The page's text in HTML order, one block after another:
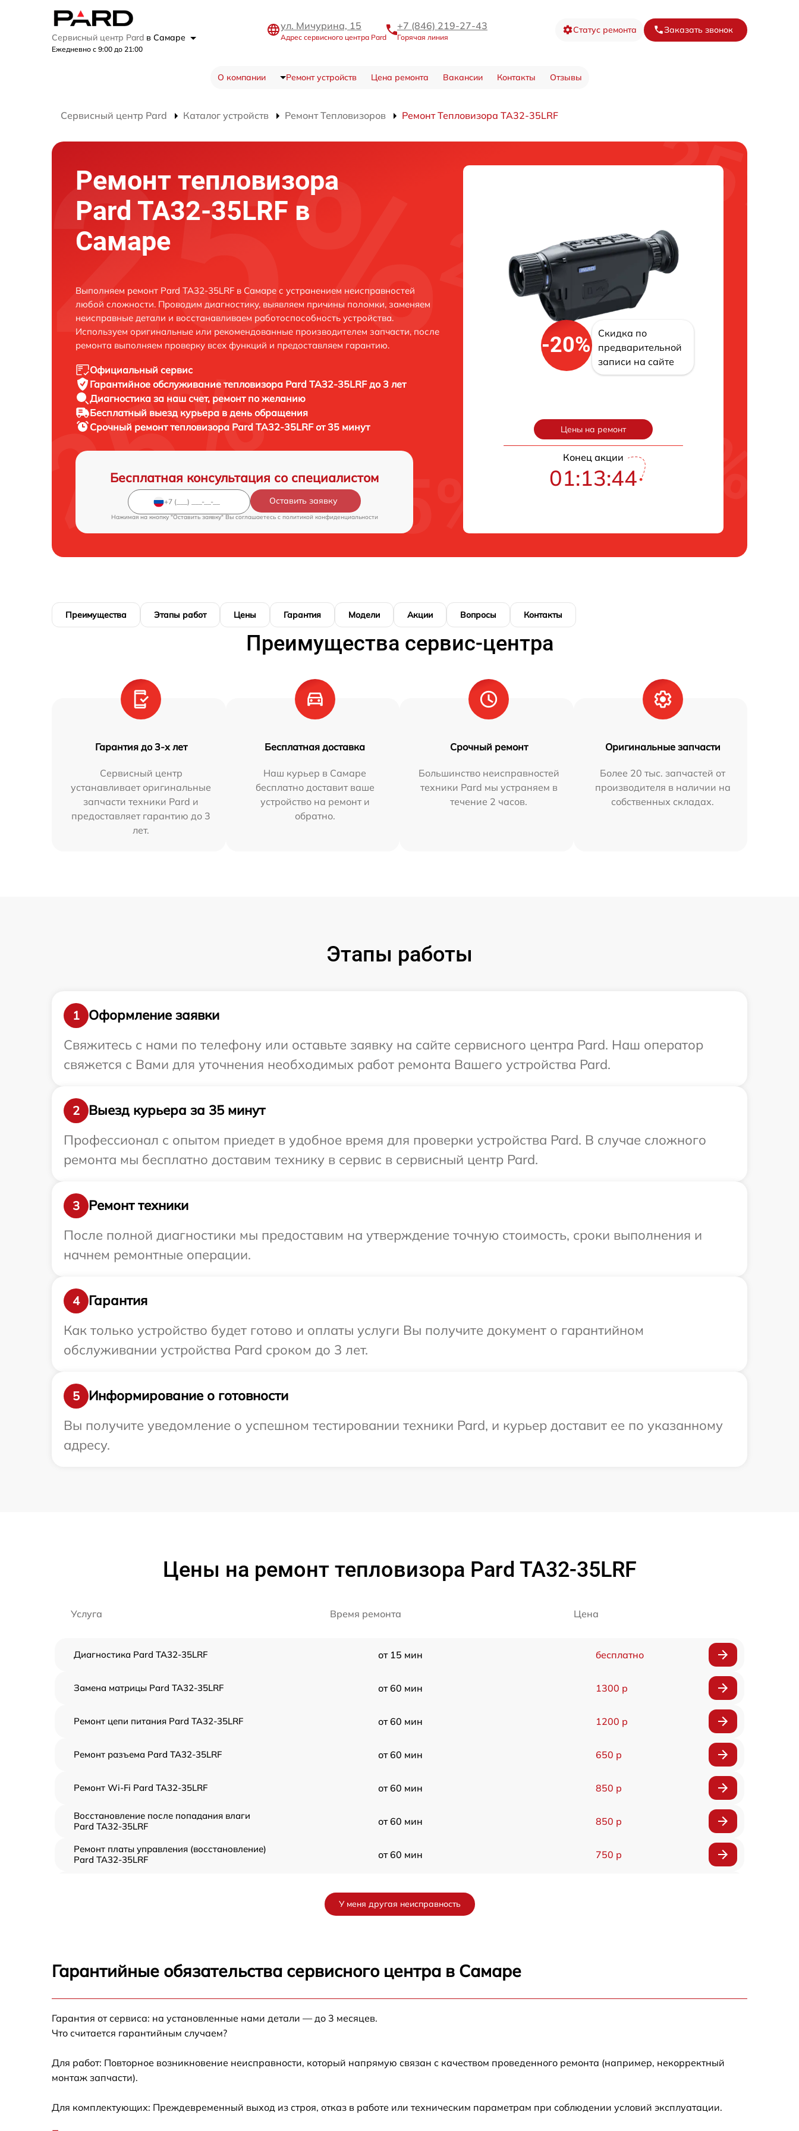
Сервисный центр Pard в Самаре
Ежедневно с 9:00 до 21:00
ул. Мичурина, 15
Адрес сервисного центра Pard
+7 (846) 219-27-43
Горячая линия
Статус ремонта Заказать звонок
О компании Ремонт устройств Цена ремонта Вакансии Контакты Отзывы
Сервисный центр Pard Каталог устройств Ремонт Тепловизоров Ремонт Тепловизора TA32-35LRF
Ремонт тепловизора
Pard TA32-35LRF в
Самаре
Выполняем ремонт Pard TA32-35LRF в Самаре с устранением неисправностей
любой сложности. Проводим диагностику, выявляем причины поломки, заменяем
неисправные детали и восстанавливаем работоспособность устройства.
Используем оригинальные или рекомендованные производителем запчасти, после
ремонта выполняем проверку всех функций и предоставляем гарантию.
Официальный сервис
Гарантийное обслуживание тепловизора Pard TA32-35LRF до 3 лет
Диагностика за наш счет, ремонт по желанию
Бесплатный выезд курьера в день обращения
Срочный ремонттепловизора Pard TA32-35LRF от 35 минут
Бесплатная консультация со специалистом
Оставить заявку
Нажимая на кнопку "Оставить заявку" Вы соглашаетесь c политикой конфиденциальности
-20%
Скидка по
предварительной
записи на сайте
Цены на ремонт
Конец акции
01:13:43
Преимущества Этапы работ Цены Гарантия Модели Акции Вопросы Контакты
Преимущества сервис-центра
Гарантия до 3-х лет
Сервисный центр
устанавливает оригинальные
запчасти техники Pard и
предоставляет гарантию до 3
лет.
Бесплатная доставка
Наш курьер в Самаре
бесплатно доставит ваше
устройство на ремонт и
обратно.
Срочный ремонт
Большинство неисправностей
техники Pard мы устраняем в
течение 2 часов.
Оригинальные запчасти
Более 20 тыс. запчастей от
производителя в наличии на
собственных складах.
Этапы работы
1
Оформление заявки
Свяжитесь с нами по телефону или оставьте заявку на сайте сервисного центра Pard. Наш оператор
свяжется с Вами для уточнения необходимых работ ремонта Вашего устройства Pard.
2
Выезд курьера за 35 минут
Профессионал с опытом приедет в удобное время для проверки устройства Pard. В случае сложного
ремонта мы бесплатно доставим технику в сервис в сервисный центр Pard.
3
Ремонт техники
После полной диагностики мы предоставим на утверждение точную стоимость, сроки выполнения и
начнем ремонтные операции.
4
Гарантия
Как только устройство будет готово и оплаты услуги Вы получите документ о гарантийном
обслуживании устройства Pard сроком до 3 лет.
5
Информирование о готовности
Вы получите уведомление о успешном тестировании техники Pard, и курьер доставит ее по указанному
адресу.
Цены на ремонт тепловизора Pard TA32-35LRF
Услуга Время ремонта Цена
Диагностика Pard TA32-35LRF от 15 мин бесплатно
Замена матрицы Pard TA32-35LRF от 60 мин 1300 р
Ремонт цепи питания Pard TA32-35LRF от 60 мин 1200 р
Ремонт разъема Pard TA32-35LRF от 60 мин 650 р
Ремонт Wi-Fi Pard TA32-35LRF от 60 мин 850 р
Восстановление после попадания влаги
Pard TA32-35LRF
от 60 мин 850 р
Ремонт платы управления (восстановление)
Pard TA32-35LRF
от 60 мин 750 р
Замена процессора Pard TA32-35LRF
Замена микросхемы усилителя Pard TA32-
У меня другая неисправность
Гарантийные обязательства сервисного центра в Самаре
Гарантия от сервиса: на установленные нами детали — до 3 месяцев.
Что считается гарантийным случаем?
Для работ: Повторное возникновение неисправности, который напрямую связан с качеством проведенного ремонта (например, некорректный
монтаж запчасти).
Для комплектующих: Преждевременный выход из строя, отказ в работе или техническим параметрам при соблюдении условий эксплуатации.